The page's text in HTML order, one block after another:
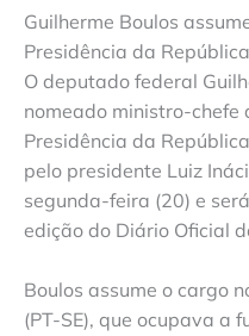
Guilherme Boulos
Presidência da República
O deputado federal
nomeado ministro-
Presidência da
pelo presidente Luiz
segunda-feira (20) e
edição do Diário Oficial
Boulos assume o cargo
(PT-SE), que ocupava a